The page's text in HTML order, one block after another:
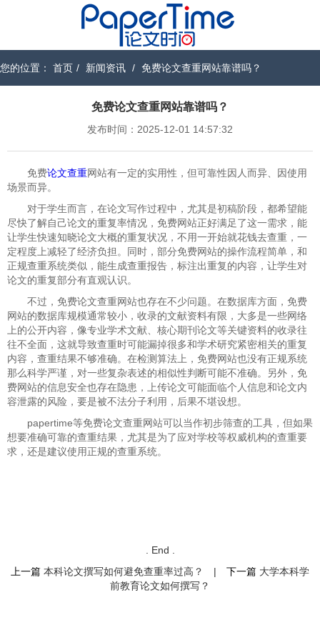
您的位置： 首页 / 新闻资讯 / 免费论文查重网站靠谱吗？
免费论文查重网站靠谱吗？
发布时间：2025-12-01 14:57:32
免费论文查重网站有一定的实用性，但可靠性因人而异、因使用
场景而异。
对于学生而言，在论文写作过程中，尤其是初稿阶段，都希望能
尽快了解自己论文的重复率情况，免费网站正好满足了这一需求，能
让学生快速知晓论文大概的重复状况，不用一开始就花钱去查重，一
定程度上减轻了经济负担。同时，部分免费网站的操作流程简单，和
正规查重系统类似，能生成查重报告，标注出重复的内容，让学生对
论文的重复部分有直观认识。
不过，免费论文查重网站也存在不少问题。在数据库方面，免费
网站的数据库规模通常较小，收录的文献资料有限，大多是一些网络
上的公开内容，像专业学术文献、核心期刊论文等关键资料的收录往
往不全面，这就导致查重时可能漏掉很多和学术研究紧密相关的重复
内容，查重结果不够准确。在检测算法上，免费网站也没有正规系统
那么科学严谨，对一些复杂表述的相似性判断可能不准确。另外，免
费网站的信息安全也存在隐患，上传论文可能面临个人信息和论文内
容泄露的风险，要是被不法分子利用，后果不堪设想。
papertime等免费论文查重网站可以当作初步筛查的工具，但如果
想要准确可靠的查重结果，尤其是为了应对学校等权威机构的查重要
求，还是建议使用正规的查重系统。
. End .
上一篇 本科论文撰写如何避免查重率过高？ | 下一篇 大学本科学
前教育论文如何撰写？